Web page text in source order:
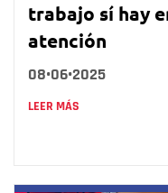
trabajo sí hay
atención
08•06•2025
LEER MÁS